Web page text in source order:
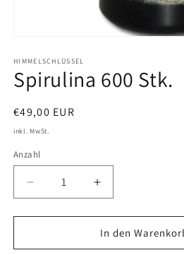
in
Modal
öffnen
HIMMELSCHLÜSSEL
Spirulina 600 Stk.
Normaler
Preis
€49,00 EUR
inkl. MwSt.
Anzahl
Verringere
die
Menge
Spirulina
Erhöhe
die
Menge
für
Spirulina
In den